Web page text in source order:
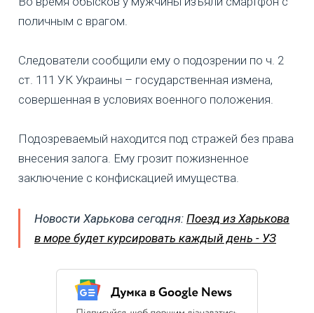
поличным с врагом.
Следователи сообщили ему о подозрении по ч. 2
ст. 111 УК Украины – государственная измена,
совершенная в условиях военного положения.
Подозреваемый находится под стражей без права
внесения залога. Ему грозит пожизненное
заключение с конфискацией имущества.
Новости Харькова сегодня: Поезд из Харькова
в море будет курсировать каждый день - УЗ